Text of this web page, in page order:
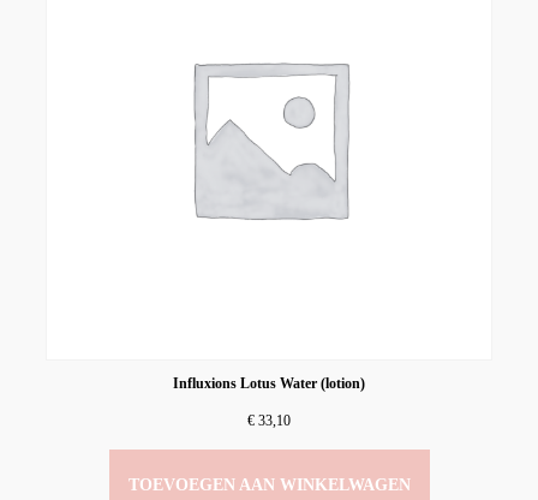
Influxions Lotus Water (lotion)
€ 33,10
TOEVOEGEN AAN WINKELWAGEN